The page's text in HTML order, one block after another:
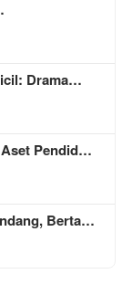
Drama…
Aset Pendid…
Berta…